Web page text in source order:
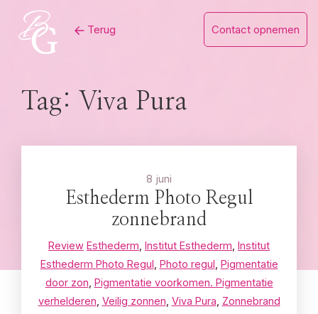
content
Terug Contact opnemen
Tag: Viva Pura
8 juni
Esthederm Photo Regul
zonnebrand
Review Esthederm Institut Esthederm Institut
Esthederm Photo Regul Photo regul Pigmentatie
door zon Pigmentatie voorkomen. Pigmentatie
verhelderen Veilig zonnen Viva Pura Zonnebrand